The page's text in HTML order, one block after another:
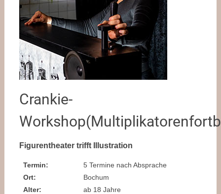
Crankie-
Figurentheater trifft Illustration
Termin:
5 Termine nach Absprache
Ort:
Bochum
Alter:
ab 18 Jahre